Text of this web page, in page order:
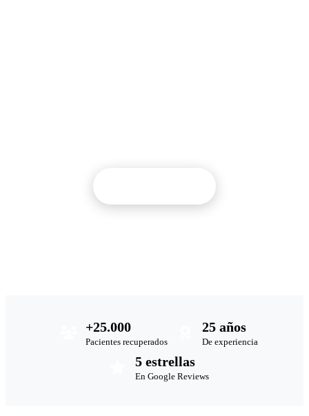
+25.000
Pacientes recuperados
25 años
De experiencia
5 estrellas
En Google Reviews